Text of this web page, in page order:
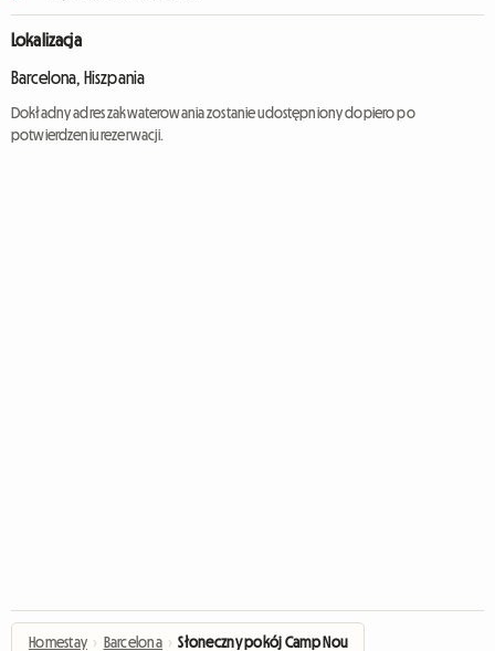
Lokalizacja
Barcelona, Hiszpania
Dokładny adres zakwaterowania zostanie udostępniony dopiero po
potwierdzeniu rezerwacji.
Homestay › Barcelona › Słoneczny pokój Camp Nou